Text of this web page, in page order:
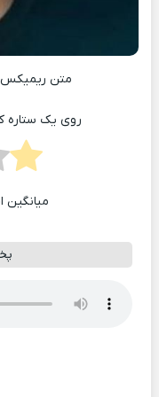
متن
روی یک ستاره
میانگین